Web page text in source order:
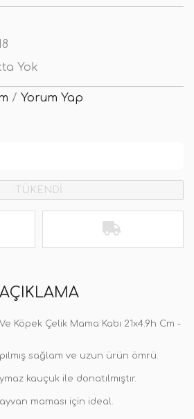
Yok
/ Yorum Yap
TÜKENDİ
AÇIKLAMA
Köpek Çelik Mama Kabı 21x4.9h Cm -
sağlam ve uzun ürün ömrü.
kauçuk ile donatılmıştır.
maması için ideal.